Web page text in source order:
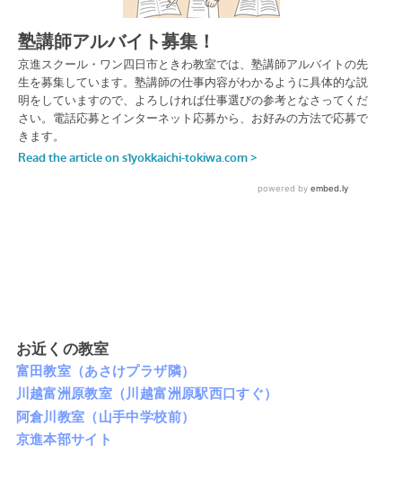
お近くの教室
富田教室（あさけプラザ隣）
川越富洲原教室（川越富洲原駅西口すぐ）
阿倉川教室（山手中学校前）
京進本部サイト